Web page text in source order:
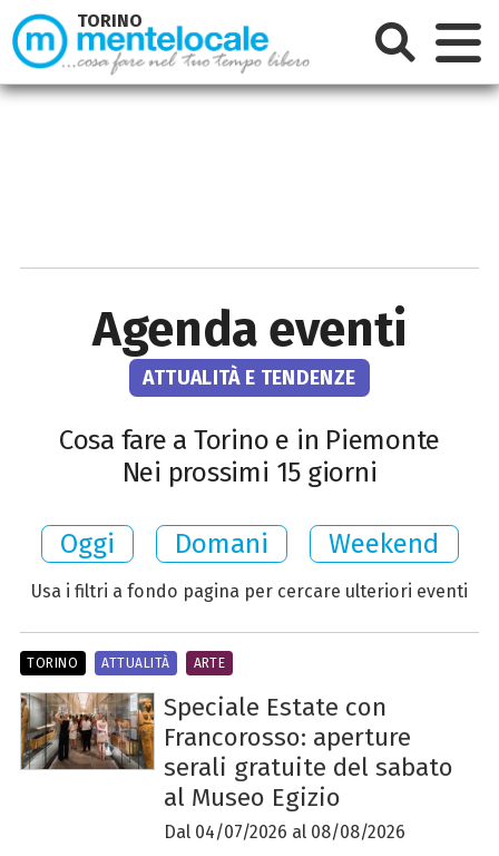
Agenda eventi
ATTUALITÀ E TENDENZE
Cosa fare a Torino e in Piemonte
Nei prossimi 15 giorni
Oggi Domani Weekend
Usa i filtri a fondo pagina per cercare ulteriori eventi
Speciale Estate con
Francorosso: aperture
serali gratuite del sabato
al Museo Egizio
Dal 04/07/2026 al 08/08/2026
TORINO ATTUALITÀ ARTE
TORINO